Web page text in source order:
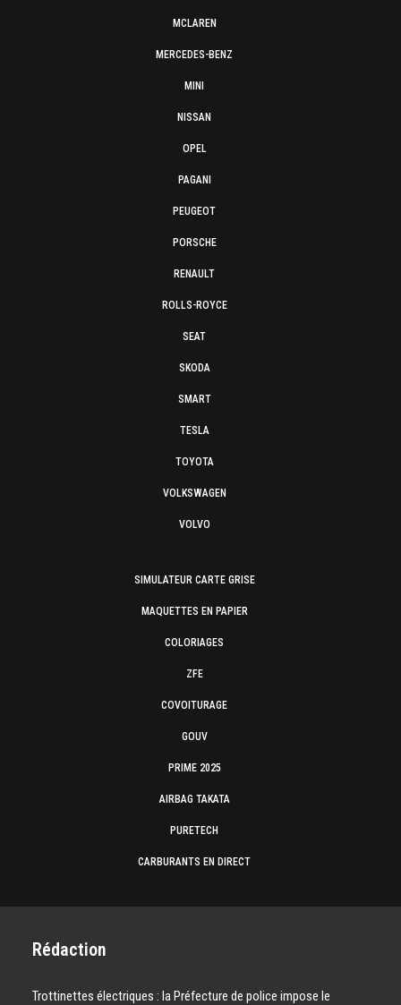
MCLAREN
MERCEDES-BENZ
MINI
NISSAN
OPEL
PAGANI
PEUGEOT
PORSCHE
RENAULT
ROLLS-ROYCE
SEAT
SKODA
SMART
TESLA
TOYOTA
VOLKSWAGEN
VOLVO
SIMULATEUR CARTE GRISE
MAQUETTES EN PAPIER
COLORIAGES
ZFE
COVOITURAGE
GOUV
PRIME 2025
AIRBAG TAKATA
PURETECH
CARBURANTS EN DIRECT
Rédaction
Trottinettes électriques : la Préfecture de police impose le